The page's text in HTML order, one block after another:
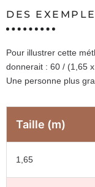
DES
Pour illustrer cette
donnerait : 60 / (1,65
Une personne plus
Taille (m)
1,65